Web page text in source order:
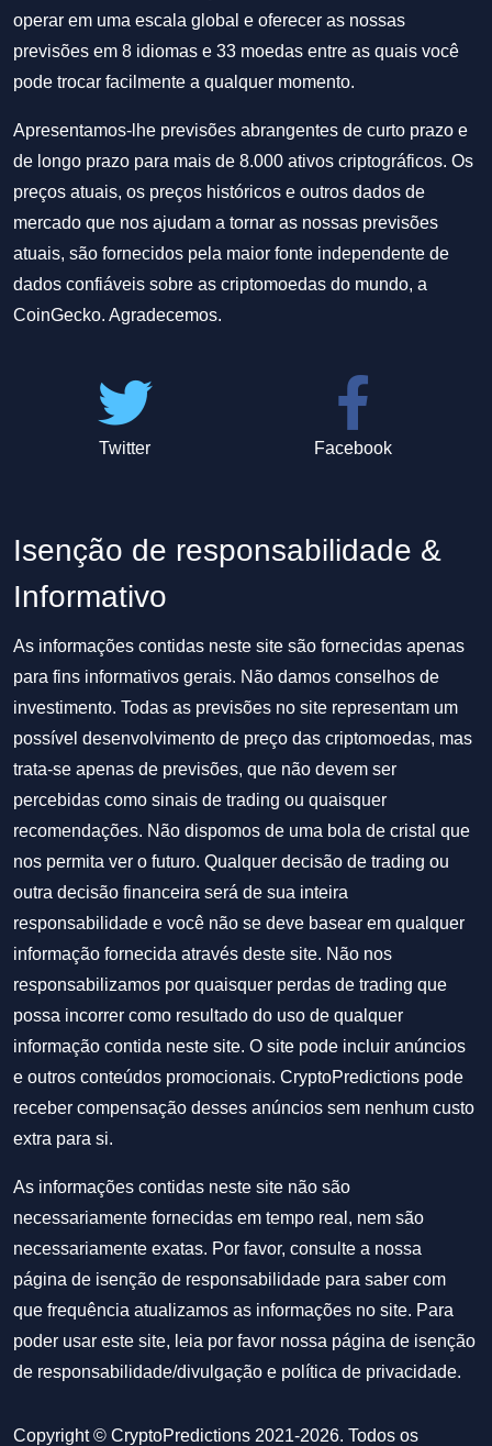
operar em uma escala global e oferecer as nossas
previsões em 8 idiomas e 33 moedas entre as quais você
pode trocar facilmente a qualquer momento.
Apresentamos-lhe previsões abrangentes de curto prazo e
de longo prazo para mais de 8.000 ativos criptográficos. Os
preços atuais, os preços históricos e outros dados de
mercado que nos ajudam a tornar as nossas previsões
atuais, são fornecidos pela maior fonte independente de
dados confiáveis sobre as criptomoedas do mundo, a
CoinGecko. Agradecemos.
Twitter Facebook
Isenção de responsabilidade &
Informativo
As informações contidas neste site são fornecidas apenas
para fins informativos gerais. Não damos conselhos de
investimento. Todas as previsões no site representam um
possível desenvolvimento de preço das criptomoedas, mas
trata-se apenas de previsões, que não devem ser
percebidas como sinais de trading ou quaisquer
recomendações. Não dispomos de uma bola de cristal que
nos permita ver o futuro. Qualquer decisão de trading ou
outra decisão financeira será de sua inteira
responsabilidade e você não se deve basear em qualquer
informação fornecida através deste site. Não nos
responsabilizamos por quaisquer perdas de trading que
possa incorrer como resultado do uso de qualquer
informação contida neste site. O site pode incluir anúncios
e outros conteúdos promocionais. CryptoPredictions pode
receber compensação desses anúncios sem nenhum custo
extra para si.
As informações contidas neste site não são
necessariamente fornecidas em tempo real, nem são
necessariamente exatas. Por favor, consulte a nossa
página de isenção de responsabilidade para saber com
que frequência atualizamos as informações no site. Para
poder usar este site, leia por favor nossa página de isenção
de responsabilidade/divulgação e política de privacidade.
Copyright © CryptoPredictions 2021-2026. Todos os